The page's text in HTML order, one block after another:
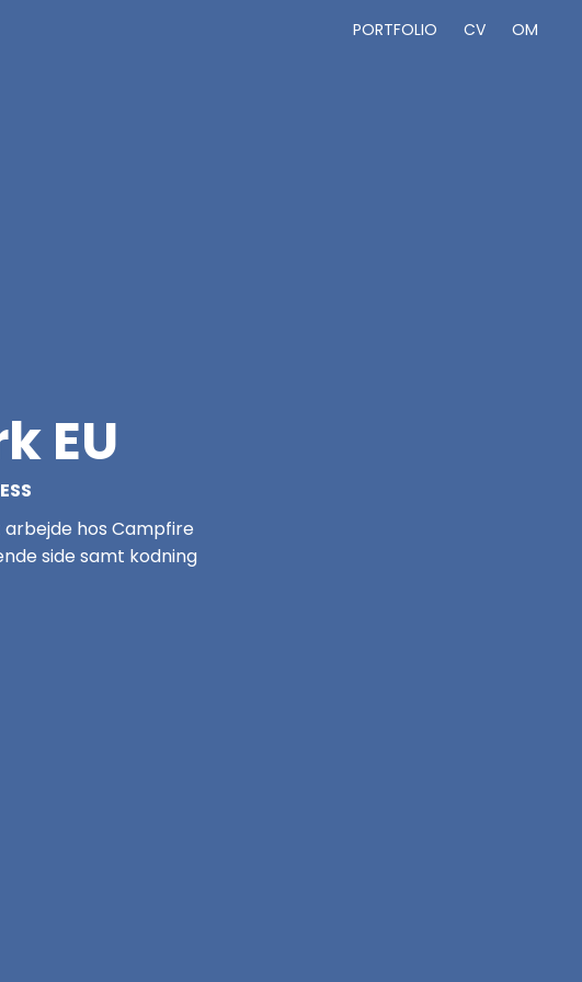
PORTFOLIO CV OM
EU
arbejde hos Campfire
side samt kodning